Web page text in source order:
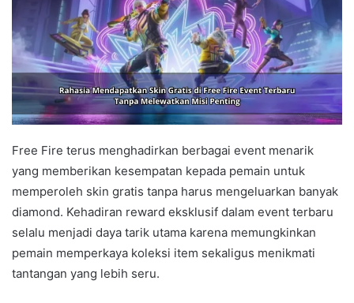
Free Fire terus menghadirkan berbagai event menarik
yang memberikan kesempatan kepada pemain untuk
memperoleh skin gratis tanpa harus mengeluarkan banyak
diamond. Kehadiran reward eksklusif dalam event terbaru
selalu menjadi daya tarik utama karena memungkinkan
pemain memperkaya koleksi item sekaligus menikmati
tantangan yang lebih seru.